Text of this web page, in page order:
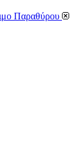
Παραθύρου